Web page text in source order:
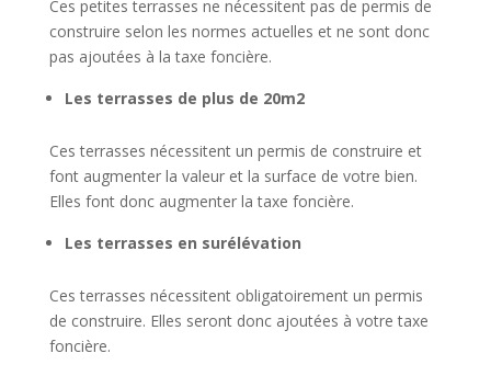
Ces petites terrasses ne nécessitent pas de permis de
construire selon les normes actuelles et ne sont donc
pas ajoutées à la taxe foncière.
Les terrasses de plus de 20m2
Ces terrasses nécessitent un permis de construire et
font augmenter la valeur et la surface de votre bien.
Elles font donc augmenter la taxe foncière.
Les terrasses en surélévation
Ces terrasses nécessitent obligatoirement un permis
de construire. Elles seront donc ajoutées à votre taxe
foncière.